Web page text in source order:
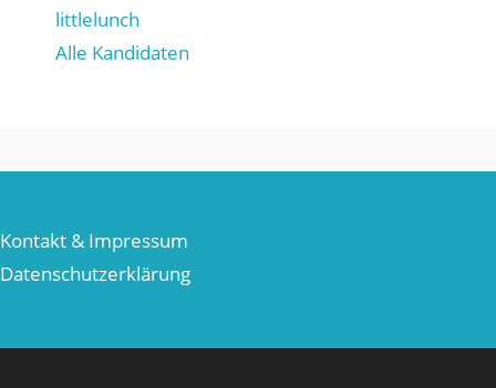
littlelunch
Alle Kandidaten
Kontakt & Impressum
Datenschutzerklärung